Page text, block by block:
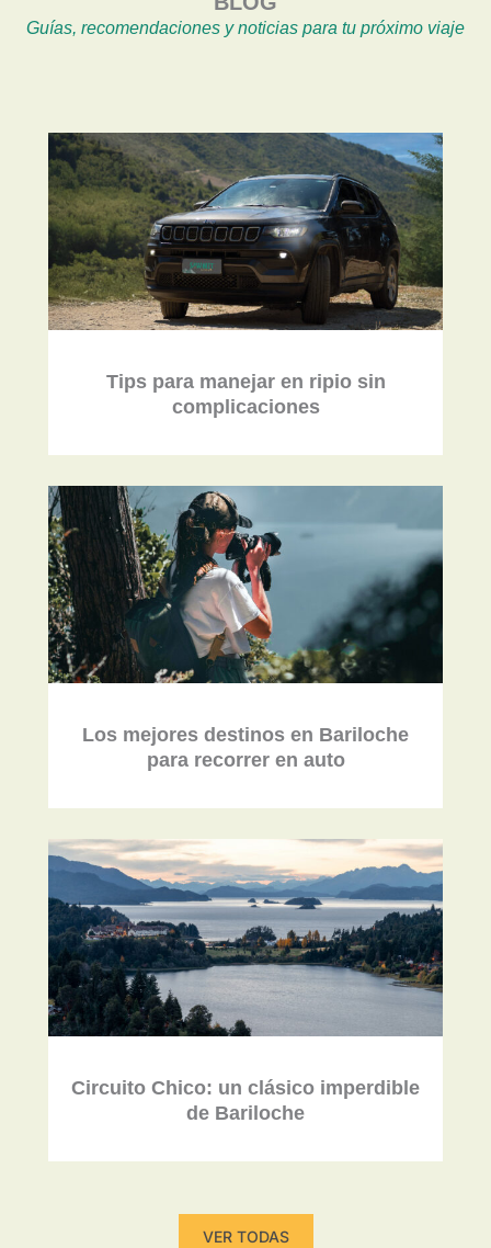
Guías, recomendaciones y noticias para tu próximo viaje
Tips para manejar en ripio sin
complicaciones
Los mejores destinos en Bariloche
para recorrer en auto
Circuito Chico: un clásico imperdible
de Bariloche
VER TODAS